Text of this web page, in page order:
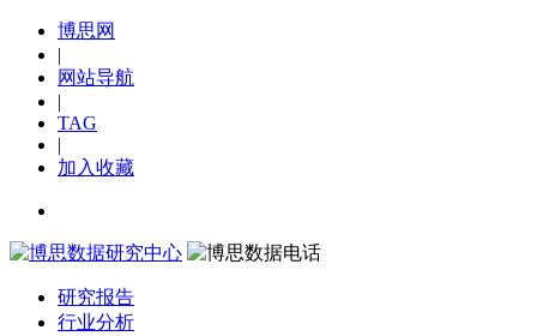
博思网
|
网站导航
|
TAG
|
加入收藏
研究报告
行业分析